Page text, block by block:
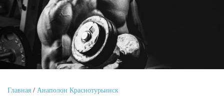
Главная / Анаполон Краснотурьинск